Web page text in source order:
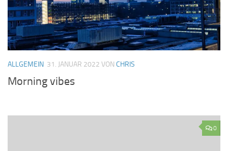
ALLGEMEIN 31. JANUAR 2022 VON CHRIS
Morning vibes
0